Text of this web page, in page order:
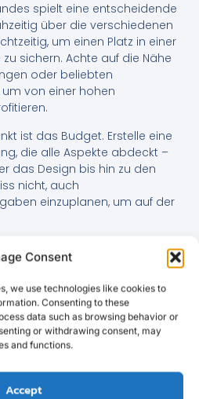
Consent
we use technologies like cookies to
Consenting to these
data such as browsing behavior or
or withdrawing consent, may
and functions.
Accept
spielt eine entscheidende
über die verschiedenen
um einen Platz in einer
sichern. Achte auf die Nähe
oder beliebten
von einer hohen
ist das Budget. Erstelle eine
die alle Aspekte abdeckt –
das Design bis hin zu den
nicht, auch
einzuplanen, um auf der
für mehr
deinem
ist der Schlüssel, um
zu locken. Nutze auffällige
um die Aufmerksamkeit
Interaktive Elemente